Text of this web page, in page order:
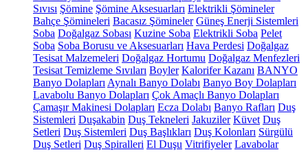
Sıvısı Şömine Şömine Aksesuarları Elektrikli Şömineler
Bahçe Şömineleri Bacasız Şömineler Güneş Enerji Sistemleri
Soba Doğalgaz Sobası Kuzine Soba Elektrikli Soba Pelet
Soba Soba Borusu ve Aksesuarları Hava Perdesi Doğalgaz
Tesisat Malzemeleri Doğalgaz Hortumu Doğalgaz Menfezleri
Tesisat Temizleme Sıvıları Boyler Kalorifer Kazanı BANYO
Banyo Dolapları Aynalı Banyo Dolabı Banyo Boy Dolapları
Lavabolu Banyo Dolapları Çok Amaçlı Banyo Dolapları
Çamaşır Makinesi Dolapları Ecza Dolabı Banyo Rafları Duş
Sistemleri Duşakabin Duş Tekneleri Jakuziler Küvet Duş
Setleri Duş Sistemleri Duş Başlıkları Duş Kolonları Sürgülü
Duş Setleri Duş Spiralleri El Duşu Vitrifiyeler Lavabolar